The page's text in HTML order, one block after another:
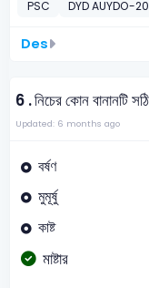
PSC DYD AUYDO-
Des
6 .নিচের কোন বানানটি
Updated: 6 months ago
বর্ষণ
মুমূর্ষু
কাষ্ট
মাষ্টার